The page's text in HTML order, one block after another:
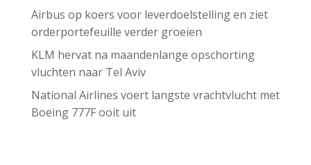
Airbus op koers voor leverdoelstelling en ziet
orderportefeuille verder groeien
KLM hervat na maandenlange opschorting
vluchten naar Tel Aviv
National Airlines voert langste vrachtvlucht met
Boeing 777F ooit uit